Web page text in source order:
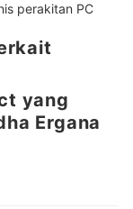
perakitan PC
yang
Ergana